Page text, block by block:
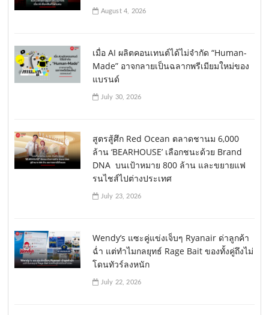
August 4, 2026
เมื่อ AI ผลิตคอนเทนต์ได้ไม่จำกัด “Human-
Made” อาจกลายเป็นฉลากพรีเมียมใหม่ของ
แบรนด์
July 30, 2026
สูตรสู้ศึก Red Ocean ตลาดชานม 6,000
ล้าน ‘BEARHOUSE’ เลือกชนะด้วย Brand
DNA บนเป้าหมาย 800 ล้าน และขยายแฟ
รนไชส์ไปต่างประเทศ
July 23, 2026
Wendy’s แซะคู่แข่งเจ็บๆ Ryanair ด่าลูกค้า
ฉ่ำ แต่ทำไมกลยุทธ์ Rage Bait ของทั้งคู่ถึงไม่
โดนทัวร์ลงหนัก
July 22, 2026